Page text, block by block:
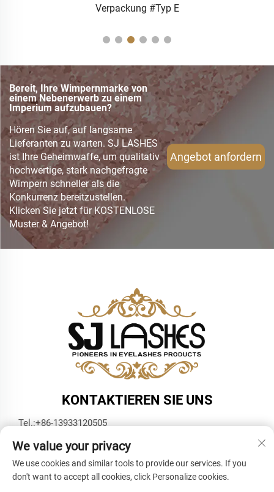
Verpackung #Typ E
Bereit, Ihre Wimpernmarke von
einem Nebenerwerb zu einem
Imperium aufzubauen?
Hören Sie auf, auf langsame
Lieferanten zu warten. SJ LASHES
ist Ihre Geheimwaffe, um qualitativ
hochwertige, stark nachgefragte
Wimpern schneller als die
Konkurrenz bereitzustellen.
Klicken Sie jetzt für KOSTENLOSE
Muster & Angebot!
Angebot anfordern
KONTAKTIEREN SIE UNS
Tel.:+86-13933120505
E-Mail:[email protected]
WhatsApp:+86-13933120505
We value your privacy
We use cookies and similar tools to provide our services. If you
don't want to accept all cookies, click Personalize cookies.